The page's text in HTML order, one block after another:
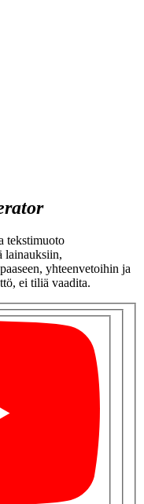
tekstimuoto
lainauksiin,
yhteenvetoihin ja
ei tiliä vaadita.